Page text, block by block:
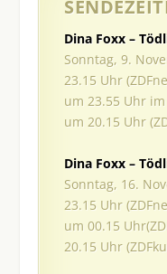
Dina Foxx –
Sonntag, 9.
23.15 Uhr
um 23.55 Uhr
um 20.15 Uhr
Dina Foxx –
Sonntag, 16.
23.15 Uhr
um 00.15
20.15 Uhr